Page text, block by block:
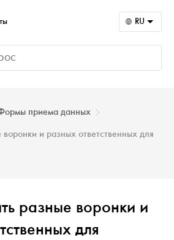
RU
приема данных
воронки и разных ответственных для
разные воронки и
для